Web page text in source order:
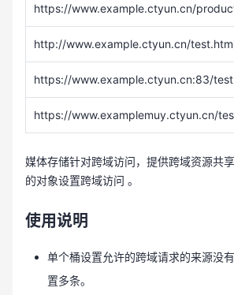
https://www.example.ctyun.cn/
http://www.example.ctyun.cn/
https://www.example.ctyun.cn:83/
https://www.examplemuy.ctyun.cn/
媒体存储针对跨域访问，提供跨域资源共
的对象设置跨域访问 。
使用说明
单个桶设置允许的跨域请求的来源没
置多条。